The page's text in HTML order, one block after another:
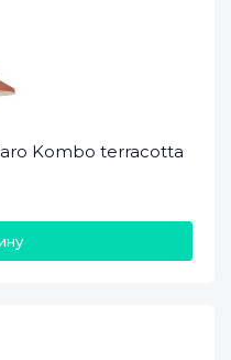
Kombo terracotta